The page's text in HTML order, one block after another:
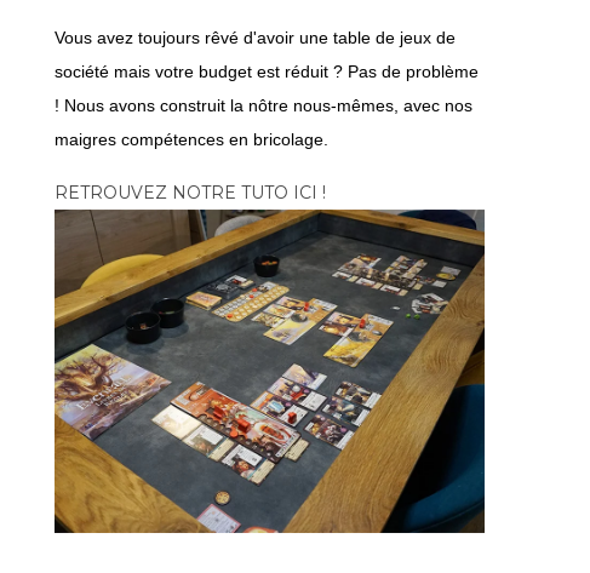
Vous avez toujours rêvé d'avoir une table de jeux de
société mais votre budget est réduit ? Pas de problème
! Nous avons construit la nôtre nous-mêmes, avec nos
maigres compétences en bricolage.
RETROUVEZ NOTRE TUTO ICI !